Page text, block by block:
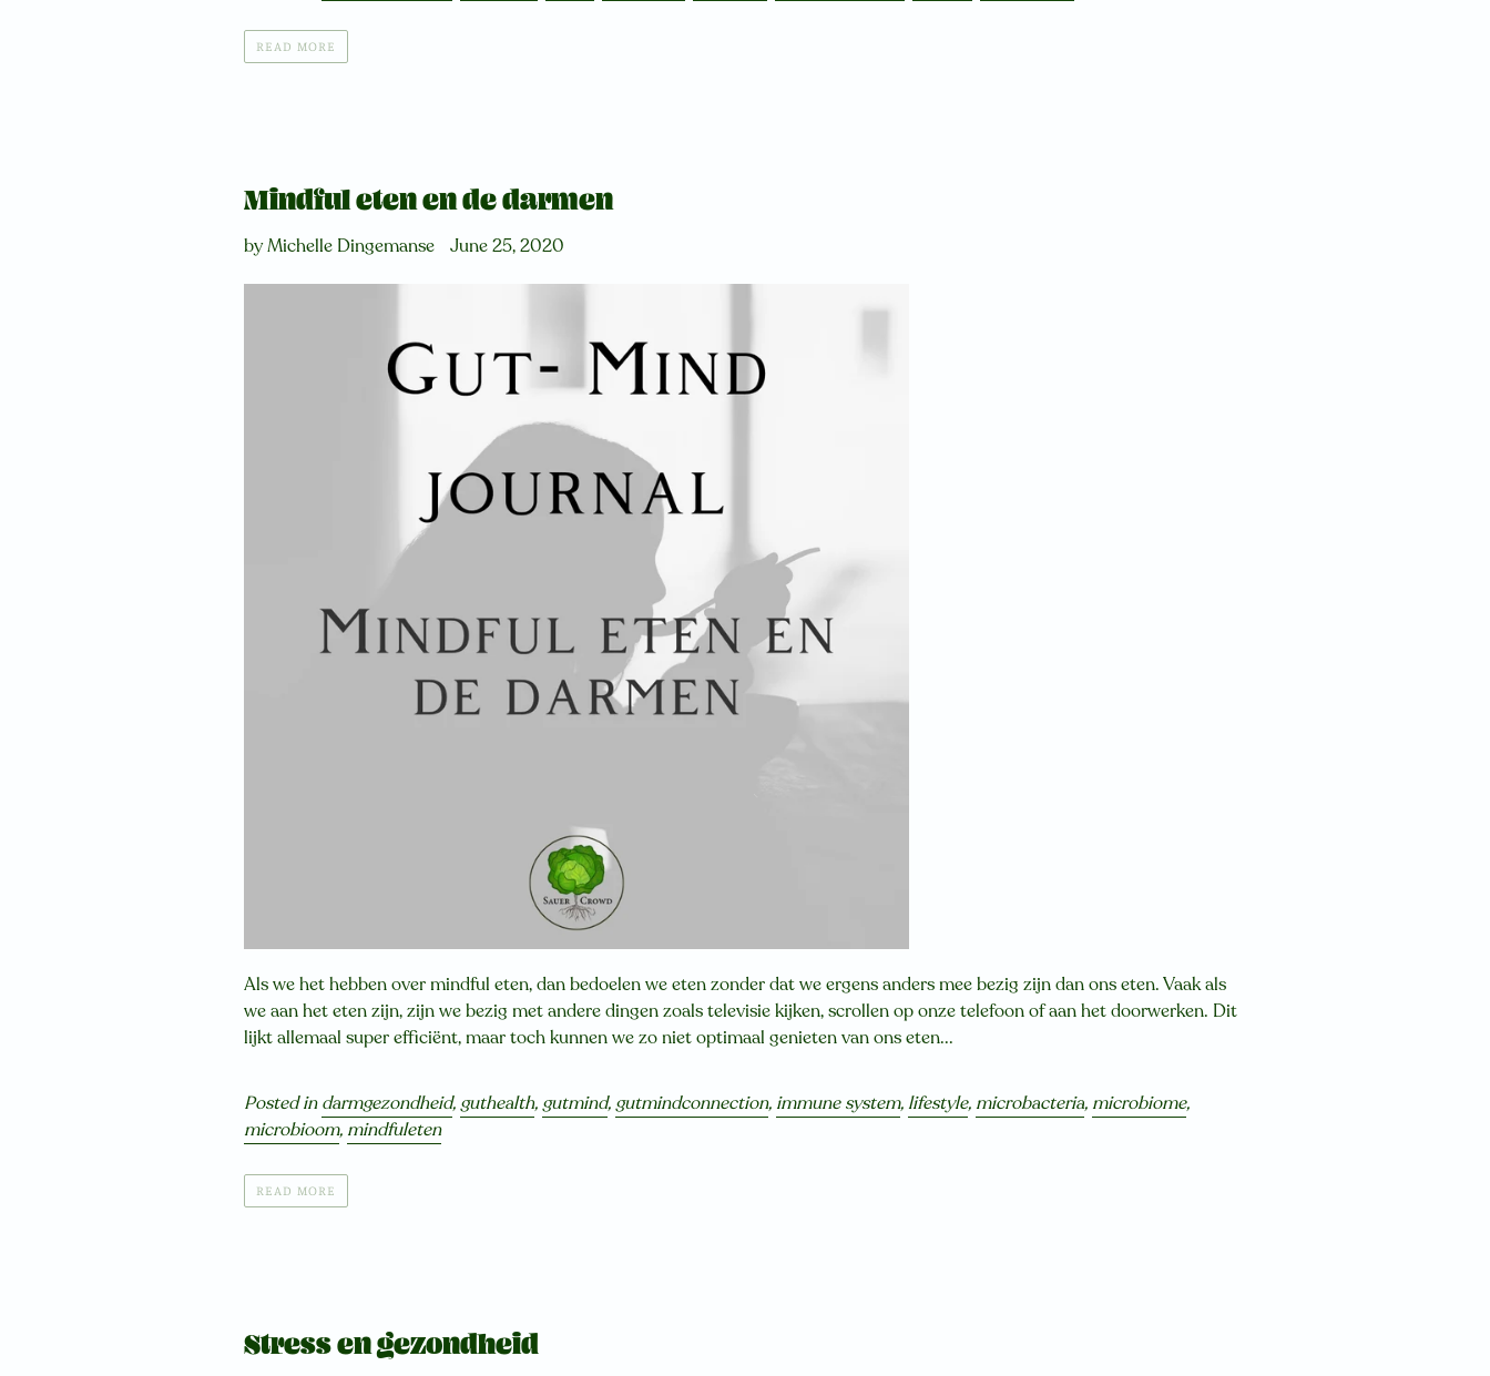
READ MORE
Mindful eten en de darmen
by Michelle Dingemanse June 25, 2020
Als we het hebben over mindful eten, dan bedoelen we eten zonder dat we ergens anders mee bezig zijn dan ons eten. Vaak als
we aan het eten zijn, zijn we bezig met andere dingen zoals televisie kijken, scrollen op onze telefoon of aan het doorwerken. Dit
lijkt allemaal super efficiënt, maar toch kunnen we zo niet optimaal genieten van ons eten...
Posted indarmgezondheid,guthealth,gutmind,gutmindconnection, immune system,lifestyle, microbacteria, microbiome,
microbioom, mindfuleten
READ MORE
Stress en gezondheid